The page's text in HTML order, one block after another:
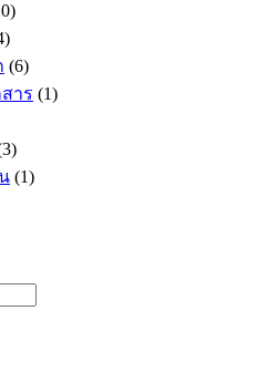
(6)
าร (1)
(1)